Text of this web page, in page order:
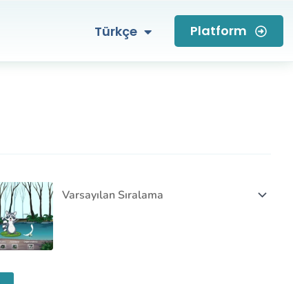
Türkçe
العربية
Platform